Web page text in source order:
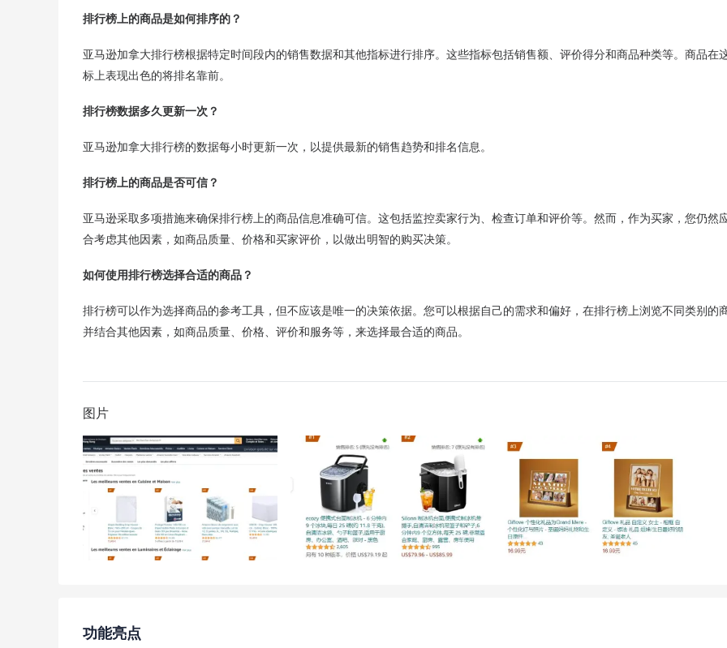
排行榜上的商品是如何排序的？
亚马逊加拿大排行榜根据特定时间段内的销售数据和其他指标进行排序。这些指标包括销售额、评价得分和商品种类等。商品在
标上表现出色的将排名靠前。
排行榜数据多久更新一次？
亚马逊加拿大排行榜的数据每小时更新一次，以提供最新的销售趋势和排名信息。
排行榜上的商品是否可信？
亚马逊采取多项措施来确保排行榜上的商品信息准确可信。这包括监控卖家行为、检查订单和评价等。然而，作为买家，您仍然
合考虑其他因素，如商品质量、价格和买家评价，以做出明智的购买决策。
如何使用排行榜选择合适的商品？
排行榜可以作为选择商品的参考工具，但不应该是唯一的决策依据。您可以根据自己的需求和偏好，在排行榜上浏览不同类别的
并结合其他因素，如商品质量、价格、评价和服务等，来选择最合适的商品。
图片
功能亮点